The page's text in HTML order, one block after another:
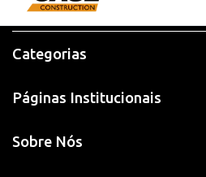
Categorias
Páginas Institucionais
Sobre Nós